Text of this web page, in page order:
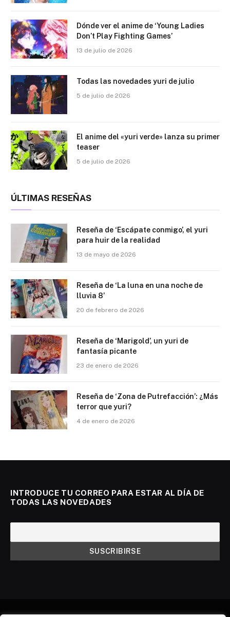
Dónde ver el anime de ‘Young Ladies
Don’t Play Fighting Games’
13 de julio de 2026
Todas las novedades yuri de julio
5 de julio de 2026
El anime del «yuri verde» lanza su primer
teaser
5 de julio de 2026
ÚLTIMAS RESEÑAS
Reseña de ‘Escápate conmigo’, el yuri
para huir de la realidad
13 de mayo de 2026
Reseña de ‘La luna en una noche de
lluvia 8’
20 de febrero de 2026
Reseña de ‘Marigold’, un yuri de
fantasía picante
23 de enero de 2026
Reseña de ‘Zona de Putrefacción’: ¿Más
terror que yuri?
4 de enero de 2026
INTRODUCE TU CORREO PARA ESTAR AL DÍA DE
TODAS LAS NOVEDADES